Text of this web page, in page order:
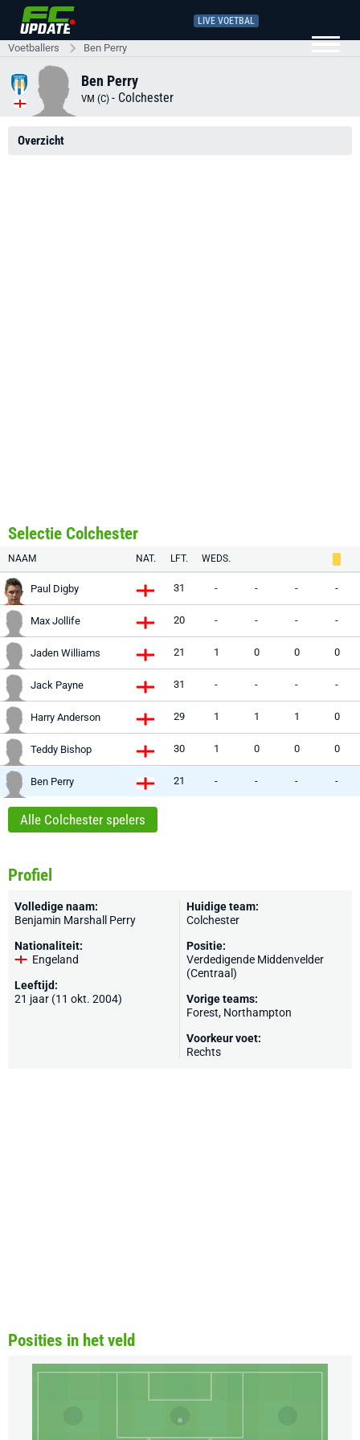
LIVE VOETBAL
Voetballers Ben Perry
Ben Perry
VM (C) - Colchester
Overzicht
Selectie Colchester
NAAM NAT. LFT. WEDS.
Paul Digby 31 - - - -
Max Jollife 20 - - - -
Jaden Williams 21 1 0 0 0
Jack Payne 31 - - - -
Harry Anderson 29 1 1 1 0
Teddy Bishop 30 1 0 0 0
Ben Perry 21 - - - -
Alle Colchester spelers
Profiel
Volledige naam:
Benjamin Marshall Perry
Nationaliteit:
Engeland
Leeftijd:
21 jaar (11 okt. 2004)
Huidige team:
Colchester
Positie:
Verdedigende Middenvelder
(Centraal)
Vorige teams:
Forest, Northampton
Voorkeur voet:
Rechts
Posities in het veld